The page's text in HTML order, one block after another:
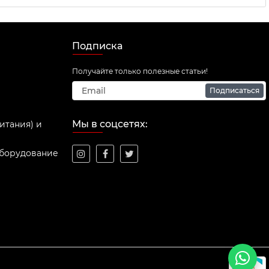
и
Подписка
Получайте только полезные статьи!
Подписаться
Мы в соцсетях: